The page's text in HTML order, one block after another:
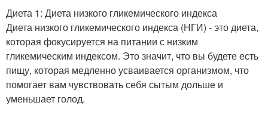
Диета 1: Диета низкого гликемического индекса
Диета низкого гликемического индекса (НГИ) - это диета,
которая фокусируется на питании с низким
гликемическим индексом. Это значит, что вы будете есть
пищу, которая медленно усваивается организмом, что
помогает вам чувствовать себя сытым дольше и
уменьшает голод.